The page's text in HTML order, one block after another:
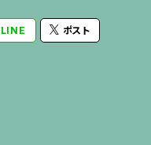
LINE ポスト